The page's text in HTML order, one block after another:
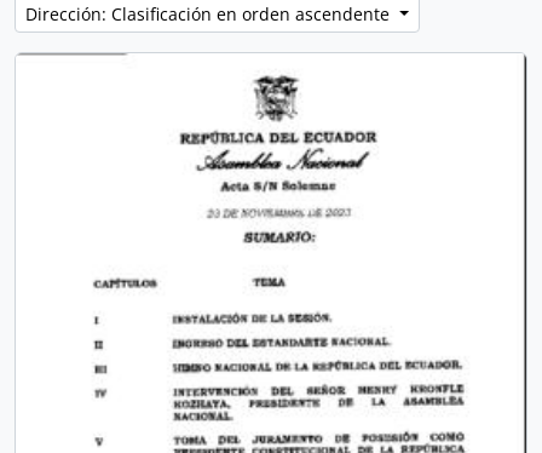
Dirección: Clasificación en orden ascendente